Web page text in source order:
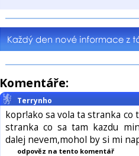
Komentáře:
Terrynho
kopr!ako sa vola ta stranka
stranka co sa tam kazdu
dalej nevem,mohol by si mi
odpověz na tento komentář